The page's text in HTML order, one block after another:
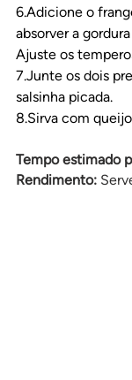
6.Adicione o
absorver a
Ajuste os
7.Junte os dois
salsinha picada.
8.Sirva com
Tempo estimado
Rendimento: